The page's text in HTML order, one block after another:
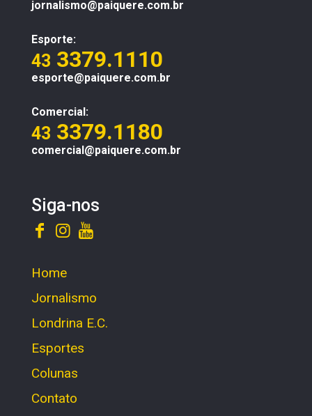
jornalismo@paiquere.com.br
Esporte:
43 3379.1110
esporte@paiquere.com.br
Comercial:
43 3379.1180
comercial@paiquere.com.br
Siga-nos
Home
Jornalismo
Londrina E.C.
Esportes
Colunas
Contato